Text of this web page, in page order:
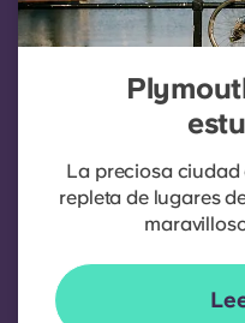
La preciosa ciudad
repleta de lugares